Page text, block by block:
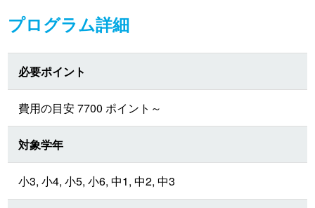
プログラム詳細
必要ポイント
費用の目安 7700 ポイント～
対象学年
小3, 小4, 小5, 小6, 中1, 中2, 中3